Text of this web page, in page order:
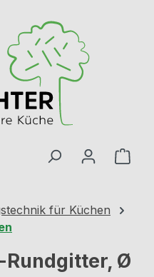
für Küchen
Rundgitter, Ø